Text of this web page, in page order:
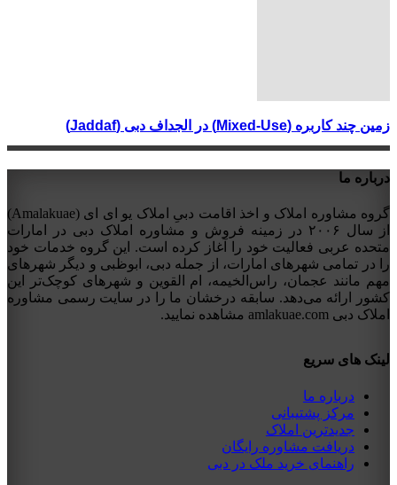
زمین چند کاربره (Mixed-Use) در الجداف دبی (Jaddaf)
درباره ما
گروه مشاوره املاک و اخذ اقامت دبیِ املاک یو ای ای (Amalakuae)
از سال ۲۰۰۶ در زمینه فروش و مشاوره املاک دبی در امارات
متحده عربی فعالیت خود را آغاز کرده است. این گروه خدمات خود
را در تمامی شهرهای امارات، از جمله دبی، ابوظبی و دیگر شهرهای
مهم مانند عجمان، راس‌الخیمه، ام القوین و شهرهای کوچک‌تر این
کشور ارائه می‌دهد. سابقه درخشان ما را در سایت رسمی مشاوره
املاک دبی amlakuae.com مشاهده نمایید.
لینک های سریع
درباره ما
مرکز پشتیبانی
جدیدترین املاک
دریافت مشاوره رایگان
راهنمای خرید ملک در دبی